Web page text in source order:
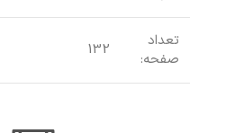
تعداد
صفحه:
132